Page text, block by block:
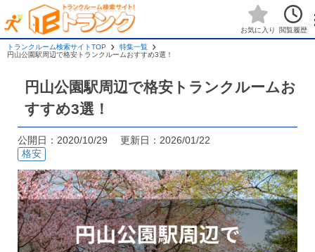
お気に入り 閲覧履歴
トランクルーム検索サイトTOP
特集一覧
円山公園駅周辺で格安トランクルームおすすめ3選！
円山公園駅周辺で格安トランクルームお
すすめ3選！
公開日：2020/10/29 更新日：2026/01/22
格安